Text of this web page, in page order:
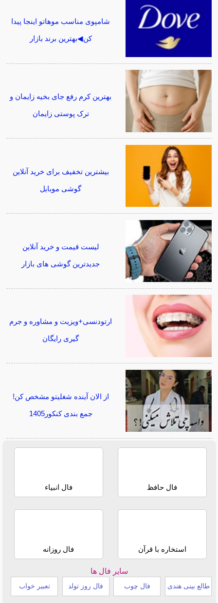
شامپوی مناسب موهاتو اینجا پیدا
کن◀بهترین برند بازار
بهترین کرم رفع جای بخیه زایمان و
ترک پوستی زایمان
بیشترین تخفیف برای خرید آنلاین
گوشی موبایل
لیست قیمت و خرید آنلاین
جدیدترین گوشی های بازار
ارتودنسی+ویزیت و مشاوره و جرم
گیری رایگان
از الان آینده شغلیتو مشخص کن!
جمع بندی کنکور1405
فال حافظ فال انبیاء
استخاره با قرآن فال روزانه
سایر فال ها
طالع بینی هندی فال چوب فال روز تولد تعبیر خواب